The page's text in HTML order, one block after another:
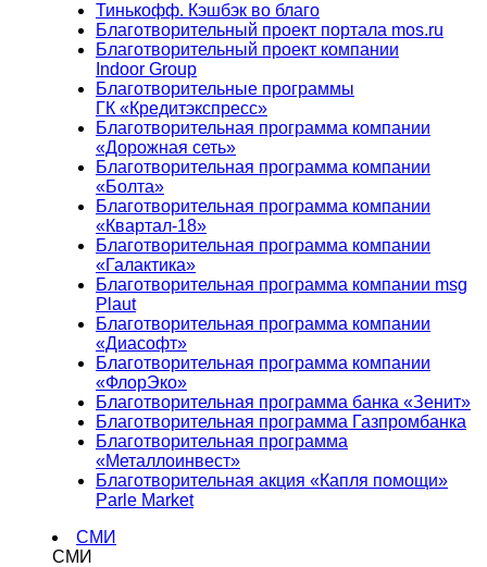
Тинькофф. Кэшбэк во благо
Благотворительный проект портала mos.ru
Благотворительный проект компании
Indoor Group
Благотворительные программы
ГК «Кредитэкспресс»
Благотворительная программа компании
«Дорожная сеть»
Благотворительная программа компании
«Болта»
Благотворительная программа компании
«Квартал-18»
Благотворительная программа компании
«Галактика»
Благотворительная программа компании msg
Plaut
Благотворительная программа компании
«Диасофт»
Благотворительная программа компании
«ФлорЭко»
Благотворительная программа банка «Зенит»
Благотворительная программа Газпромбанка
Благотворительная программа
«Металлоинвест»
Благотворительная акция «Капля помощи»
Parle Market
СМИ
СМИ